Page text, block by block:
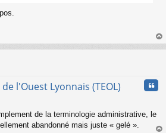
au
l'Ouest Lyonnais (TEOL)
de la terminologie administrative, le
abandonné mais juste « gelé ».